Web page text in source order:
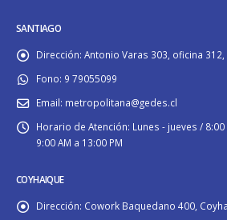
SANTIAGO
Dirección: Antonio Varas 303, oficina
Fono: 9 79055099
Email: metropolitana@gedes.cl
Horario de Atención: Lunes - jueves /
9:00 AM a 13:00 PM
COYHAIQUE
Dirección: Cowork Baquedano 400,